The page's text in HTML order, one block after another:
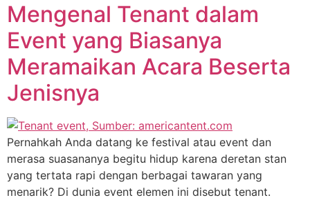
Mengenal Tenant dalam
Event yang Biasanya
Meramaikan Acara Beserta
Jenisnya
Pernahkah Anda datang ke festival atau event dan
merasa suasananya begitu hidup karena deretan stan
yang tertata rapi dengan berbagai tawaran yang
menarik? Di dunia event elemen ini disebut tenant.